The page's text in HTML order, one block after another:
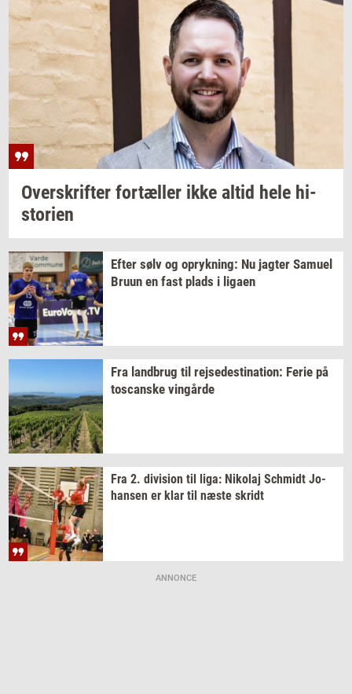
Over­skrif­ter for­tæl­ler ikke altid hele hi­
sto­ri­en
Efter sølv og op­ryk­ning: Nu jag­ter Samu­el
Bruun en fast plads i liga­en
Fra land­brug til rej­se­desti­na­tion: Ferie på
toscan­ske vin­går­de
Fra 2. di­vi­sion til liga: Ni­ko­laj Sch­midt Jo­
han­sen er klar til næste skridt
ANNONCE